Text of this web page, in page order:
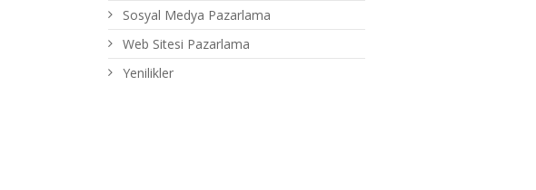
Sosyal Medya Pazarlama
Web Sitesi Pazarlama
Yenilikler